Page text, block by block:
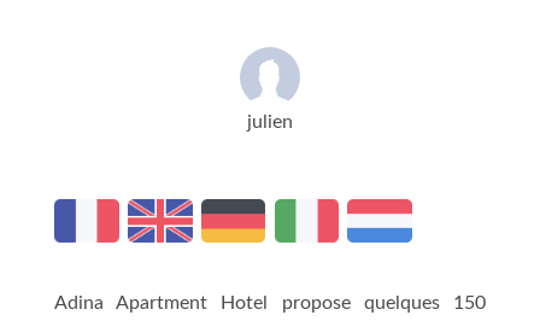
julien
Adina Apartment Hotel propose quelques 150